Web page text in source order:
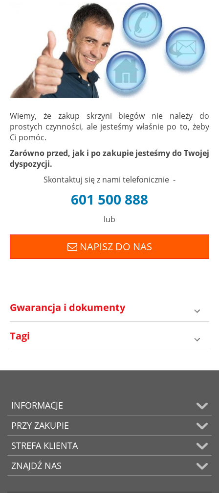
Wiemy, że zakup skrzyni biegów nie należy do
prostych czynności, ale jesteśmy właśnie po to, żeby
Ci pomóc.
Zarówno przed, jak i po zakupie jesteśmy do Twojej
dyspozycji.
Skontaktuj się z nami telefonicznie -
601 500 888
lub
NAPISZ DO NAS
Gwarancja i dokumenty
Tagi
INFORMACJE
PRZY ZAKUPIE
STREFA KLIENTA
ZNAJDŹ NAS